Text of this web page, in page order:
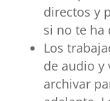
directos y
si no te ha
Los
de audio y
archivar